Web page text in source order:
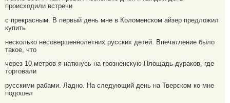
происходили встречи
с прекрасным. В первый день мне в Коломенском айзер предложил
купить
несколько несовершеннолетних русских детей. Впечатление было
такое, что
через 10 метров я наткнусь на грозненскую Площадь дураков, где
торговали
русскими рабами. Ладно. На следующий день на Тверском ко мне
подошел